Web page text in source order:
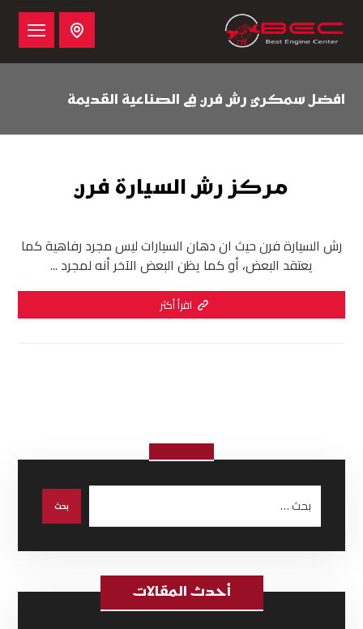
افضل سمكري رش فرن في الصناعية القديمة
مركز رش السيارة فرن
رش السيارة فرن حيث ان دهان السيارات ليس مجرد رفاهية كما
يعتقد البعض، أو كما يظن البعض الآخر أنه لمجرد ...
اقرأ أكثر
أحدث المقالات